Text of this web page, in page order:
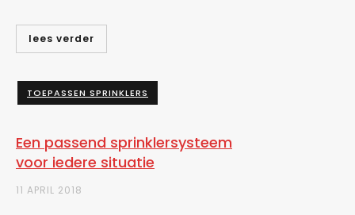
lees verder
TOEPASSEN SPRINKLERS
Een passend sprinklersysteem
voor iedere situatie
11 APRIL 2018